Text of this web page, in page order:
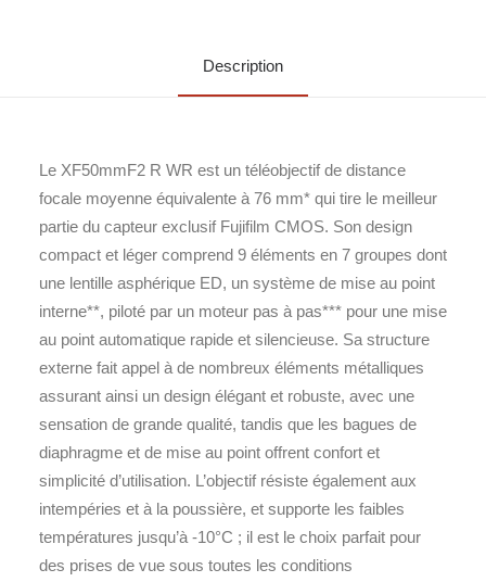
Description
Le XF50mmF2 R WR est un téléobjectif de distance
focale moyenne équivalente à 76 mm* qui tire le meilleur
partie du capteur exclusif Fujifilm CMOS. Son design
compact et léger comprend 9 éléments en 7 groupes dont
une lentille asphérique ED, un système de mise au point
interne**, piloté par un moteur pas à pas*** pour une mise
au point automatique rapide et silencieuse. Sa structure
externe fait appel à de nombreux éléments métalliques
assurant ainsi un design élégant et robuste, avec une
sensation de grande qualité, tandis que les bagues de
diaphragme et de mise au point offrent confort et
simplicité d’utilisation. L’objectif résiste également aux
intempéries et à la poussière, et supporte les faibles
températures jusqu’à -10°C ; il est le choix parfait pour
des prises de vue sous toutes les conditions